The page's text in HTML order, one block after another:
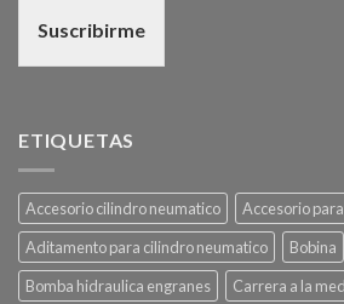
Suscribirme
ETIQUETAS
Accesorio cilindro neumatico
Accesorio
Aditamento para cilindro neumatico
Bobina
Bomba hidraulica engranes
Carrera a la